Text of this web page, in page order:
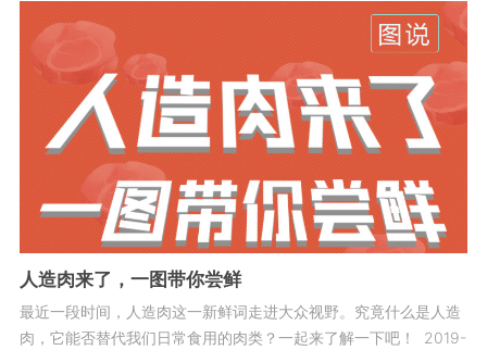
人造肉来了，一图带你尝鲜
最近一段时间，人造肉这一新鲜词走进大众视野。究竟什么是人造
肉，它能否替代我们日常食用的肉类？一起来了解一下吧！
2019-